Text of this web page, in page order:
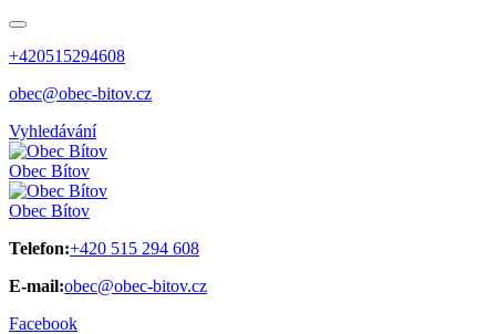
+420515294608
obec@obec-bitov.cz
Vyhledávání
Obec Bítov
Obec Bítov
Telefon:+420 515 294 608
E-mail:obec@obec-bitov.cz
Facebook